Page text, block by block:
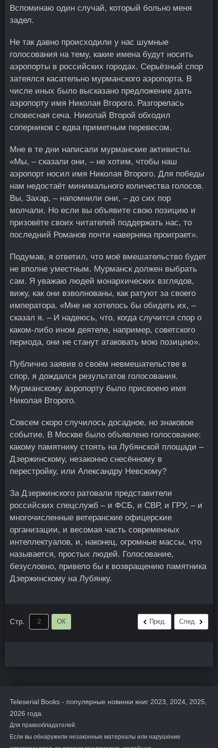
Вспоминаю один случай, который больно меня
задел.
Не так давно происходили у нас шумные
голосования на тему, какие имена будут носить
аэропорты в российских городах. Серьёзный спор
затеялся касательно мурманского аэропорта. В
числе иных было высказано предложение дать
аэропорту имя Николая Второго. Разгорелась
словесная сеча. Николай Второй обходил
соперников с едва приметным перевесом.
Мне в те дни написали мурманские активисты.
«Мы, – сказали они, – не хотим, чтобы наш
аэропорт носил имя Николая Второго. Для победы
нам недостаёт минимального количества голосов.
Вы, Захар, – напомнили они, – до сих пор
молчали. Но если вы объявите свою позицию и
призовёте своих читателей поддержать нас, то
последний Романов почти наверняка проиграет».
Подумав, я ответил, что моё вмешательство будет
не вполне уместным. Мурманск должен выбрать
сам. Я уважаю людей монархических взглядов,
вижу, как они взволнованы, как ратуют за своего
императора. «Мне не хотелось бы обидеть их, –
сказал я. – И надеюсь, что, когда случится спор о
каком-либо ином деятеле, например, советского
периода, они не станут атаковать мою позицию».
Публично заявив о своём невмешательстве в
спор, я дождался результатов голосования.
Мурманскому аэропорту было присвоено имя
Николая Второго.
Совсем скоро случилось досадное, но знаковое
событие. В Москве было объявлено голосование:
какому памятнику стоять на Лубянской площади –
Дзержинскому, незаконно снесённому в
перестройку, или Александру Невскому?
За Дзержинского ратовали представители
российских спецслужб – и ФСБ, и СВР, и ГРУ, – и
многочисленные ветеранские офицерские
организации, и весомая часть современных
интеллектуалов, и, наконец, огромные массы, что
называется, простых людей. Голосование,
безусловно, привело бы к возвращению памятника
Дзержинскому на Лубянку.
Стр. ОК Пред. След.
Teleserial Books - популярные новинки книг 2023, 2024, 2025,
2026 года.
Для правообладателей.
Если вы обнаружили незаконные материалы или нарушение